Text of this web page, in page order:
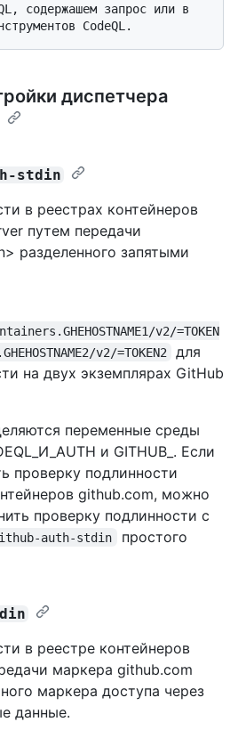
содержашем запрос или в
диспетчера
stdin
в реестрах контейнеров
путем передачи
разделенного запятыми
v2/=TOKEN
v2/=TOKEN2
для
на двух экземплярах GitHub
переменные среды
и GITHUB_. Если
проверку подлинности
github.com, можно
проверку подлинности с
auth-stdin
простого
в реестре контейнеров
маркера github.com
маркера доступа через
данные.